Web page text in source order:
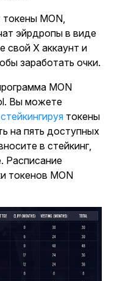
MON,
эйрдропы в виде
свой X аккаунт и
заработать очки.
MON
Вы можете
стейкингируя токены
на пять доступных
в стейкинг,
Расписание
токенов MON